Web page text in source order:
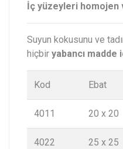
İç yüzeyleri
Suyun kokusunu ve
hiçbir yabancı madde
Kod Ebat
4011 20 x 20
4022 25 x 25